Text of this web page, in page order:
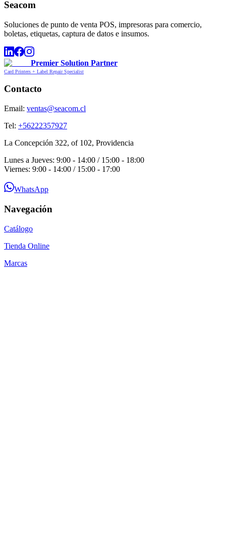
Seacom
Soluciones de punto de venta POS, impresoras para comercio,
boletas, etiquetas, captura de datos e insumos.
Premier Solution Partner
Card Printers + Label Repair Specialist
Contacto
Email: ventas@seacom.cl
Tel: +56222357927
La Concepción 322, of 102, Providencia
Lunes a Jueves: 9:00 - 14:00 / 15:00 - 18:00
Viernes: 9:00 - 14:00 / 15:00 - 17:00
WhatsApp
Navegación
Catálogo
Tienda Online
Marcas